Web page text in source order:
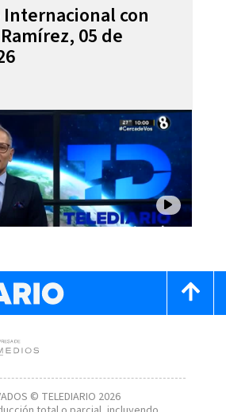
con
05 de
© TELEDIARIO 2026